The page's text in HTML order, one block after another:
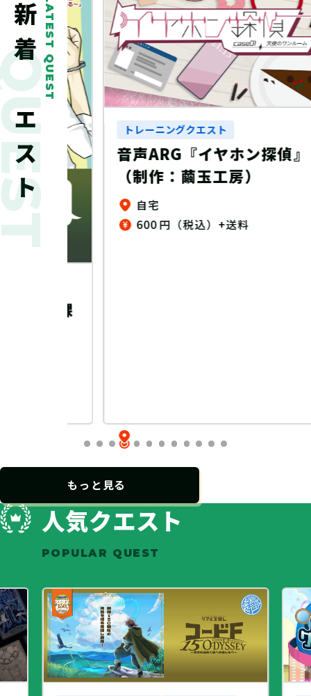
LATEST QUEST
新着クエスト トレーニングクエスト
音声ARG『イヤホン探偵』
（制作：繭玉工房）
自宅
600 円（税込）+送料
もっと見る
人気クエスト
POPULAR QUEST